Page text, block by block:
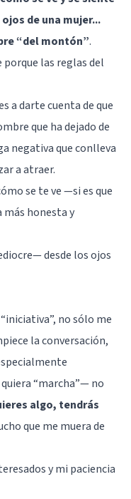
de una mujer...
“del montón”.
las reglas del
a darte cuenta de que
que ha dejado de
negativa que conlleva
a atraer.
se te ve —si es que
más honesta y
desde los ojos
no sólo me
la conversación,
“marcha”— no
algo, tendrás
que me muera de
y mi paciencia